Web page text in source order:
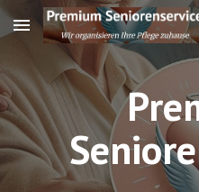
Skip to main content